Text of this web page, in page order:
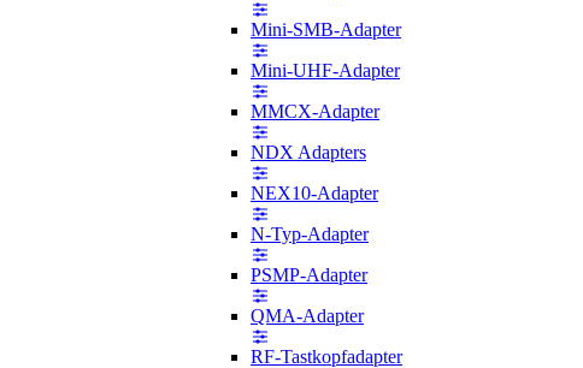
Mini-SMB-Adapter
Mini-UHF-Adapter
MMCX-Adapter
NDX Adapters
NEX10-Adapter
N-Typ-Adapter
PSMP-Adapter
QMA-Adapter
RF-Tastkopfadapter